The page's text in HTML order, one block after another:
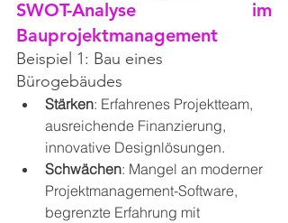
SWOT-Analyse im
Bauprojektmanagement
Beispiel 1: Bau eines
Bürogebäudes
Stärken: Erfahrenes Projektteam,
ausreichende Finanzierung,
innovative Designlösungen.
Schwächen: Mangel an moderner
Projektmanagement-Software,
begrenzte Erfahrung mit